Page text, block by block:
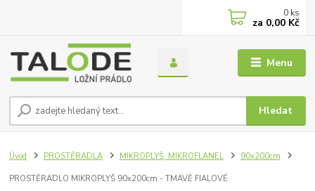
Menu
Hledat
0 ks
za 0,00 Kč
Úvod PROSTĚRADLA MIKROPLYŠ, MIKROFLANEL 90x200cm
PROSTĚRADLO MIKROPLYŠ 90x200cm - TMAVĚ FIALOVÉ